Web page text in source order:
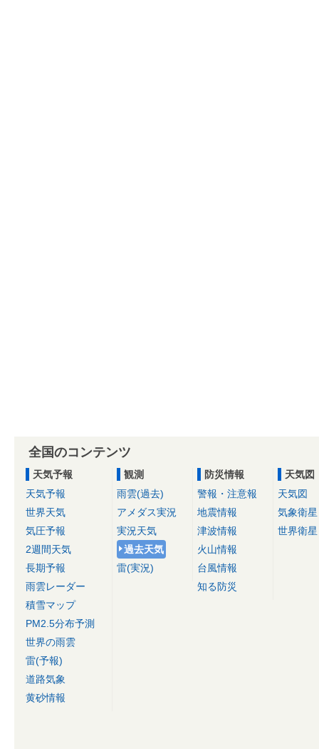
全国のコンテンツ
天気予報
天気予報
世界天気
気圧予報
2週間天気
長期予報
雨雲レーダー
積雪マップ
PM2.5分布予測
世界の雨雲
雷(予報)
道路気象
黄砂情報
観測
雨雲(過去)
アメダス実況
実況天気
過去天気
雷(実況)
防災情報
警報・注意報
地震情報
津波情報
火山情報
台風情報
知る防災
天気図
天気図
気象衛星
世界衛星